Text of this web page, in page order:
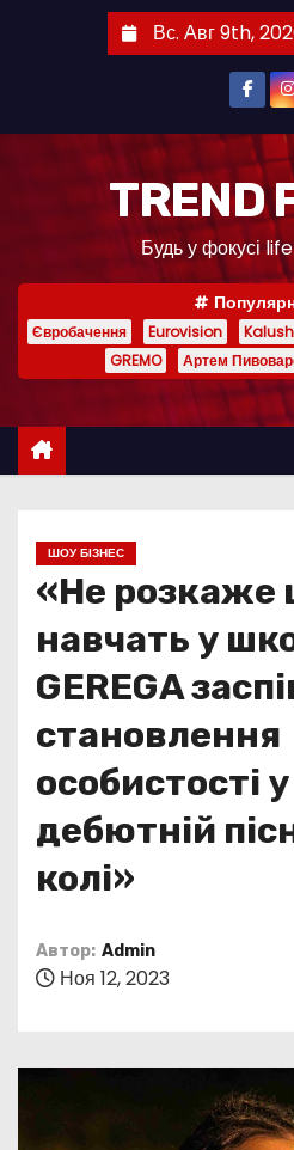
и
Вс. Авг 9th,
TREND
Будь у фокусі
Євробачення Eurovision
GREMO
Артем
ШОУ БІЗНЕС
«Не розкаже
навчать у
GEREGA
становлення
особистості
дебютній
колі»
Автор: Admin
Ноя 12, 2023